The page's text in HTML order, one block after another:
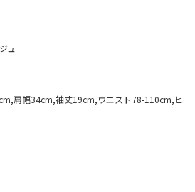
ュ
肩幅34cm,袖丈19cm,ウエスト78-110cm,ヒ